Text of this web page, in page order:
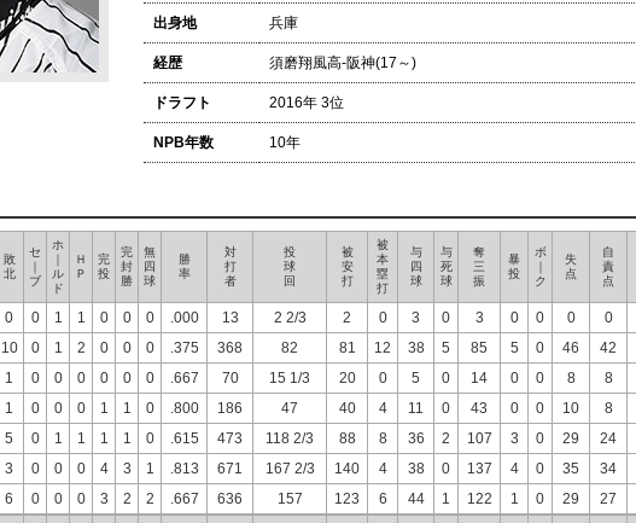
出身地 兵庫
経歴 須磨翔風高-阪神(17～)
ドラフト 2016年 3位
NPB年数 10年
敗
北
セ
｜
ブ
ホ
｜
ル
ド
Ｈ
Ｐ
完
投
完
封
勝
無
四
球
勝
率
対
打
者
投
球
回
被
安
打
被
本
塁
打
与
四
球
与
死
球
奪
三
振
暴
投
ボ
｜
ク
失
点
自
責
点
0 0 1 1 0 0 0 .000 13 2 2/3 2 0 3 0 3 0 0 0 0
10 0 1 2 0 0 0 .375 368 82 81 12 38 5 85 5 0 46 42
1 0 0 0 0 0 0 .667 70 15 1/3 20 0 5 0 14 0 0 8 8
1 0 0 0 1 1 0 .800 186 47 40 4 11 0 43 0 0 10 8
5 0 1 1 1 1 0 .615 473 118 2/3 88 8 36 2 107 3 0 29 24
3 0 0 0 4 3 1 .813 671 167 2/3 140 4 38 0 137 4 0 35 34
6 0 0 0 3 2 2 .667 636 157 123 6 44 1 122 1 0 29 27